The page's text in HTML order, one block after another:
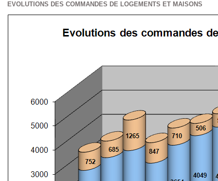
EVOLUTIONS DES COMMANDES DE LOGEMENTS ET MAISONS